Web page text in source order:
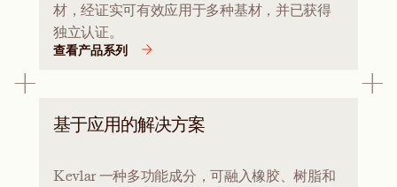
材，经证实可有效应用于多种基材，并已获得
独立认证。
查看产品系列
基于应用的解决方案
Kevlar 一种多功能成分，可融入橡胶、树脂和